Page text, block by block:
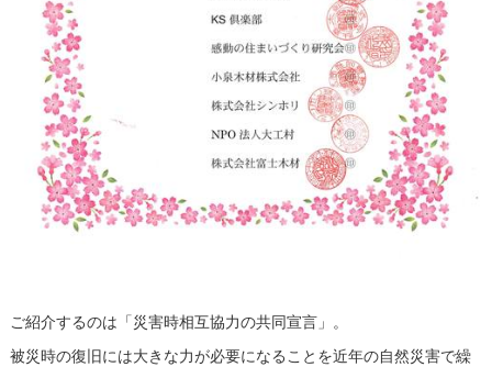
ご紹介するのは「災害時相互協力の共同宣言」。
被災時の復旧には大きな力が必要になることを近年の自然災害で繰